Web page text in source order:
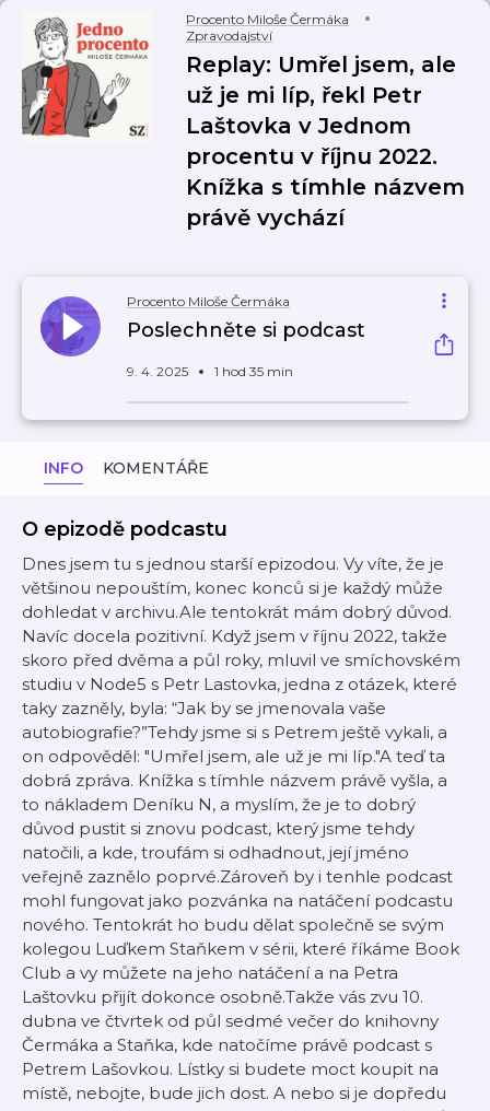
Procento Miloše Čermáka
Zpravodajství
Replay: Umřel jsem, ale
už je mi líp, řekl Petr
Laštovka v Jednom
procentu v říjnu 2022.
Knížka s tímhle názvem
právě vychází
Procento Miloše Čermáka
Poslechněte si podcast
9. 4. 2025 1 hod 35 min
INFO KOMENTÁŘE
O epizodě podcastu
Dnes jsem tu s jednou starší epizodou. Vy víte, že je
většinou nepouštím, konec konců si je každý může
dohledat v archivu.Ale tentokrát mám dobrý důvod.
Navíc docela pozitivní. Když jsem v říjnu 2022, takže
skoro před dvěma a půl roky, mluvil ve smíchovském
studiu v Node5 s Petr Lastovka, jedna z otázek, které
taky zazněly, byla: “Jak by se jmenovala vaše
autobiografie?”Tehdy jsme si s Petrem ještě vykali, a
on odpověděl: "Umřel jsem, ale už je mi líp."A teď ta
dobrá zpráva. Knížka s tímhle názvem právě vyšla, a
to nákladem Deníku N, a myslím, že je to dobrý
důvod pustit si znovu podcast, který jsme tehdy
natočili, a kde, troufám si odhadnout, její jméno
veřejně zaznělo poprvé.Zároveň by i tenhle podcast
mohl fungovat jako pozvánka na natáčení podcastu
nového. Tentokrát ho budu dělat společně se svým
kolegou Luďkem Staňkem v sérii, které říkáme Book
Club a vy můžete na jeho natáčení a na Petra
Laštovku přijít dokonce osobně.Takže vás zvu 10.
dubna ve čtvrtek od půl sedmé večer do knihovny
Čermáka a Staňka, kde natočíme právě podcast s
Petrem Lašovkou. Lístky si budete moct koupit na
místě, nebojte, bude jich dost. A nebo si je dopředu